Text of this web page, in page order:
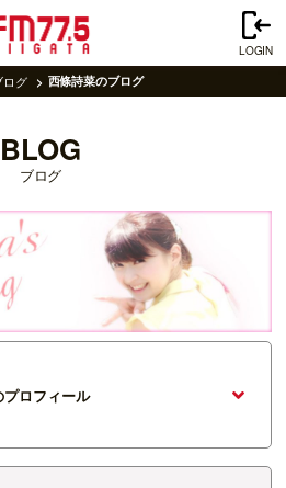
LOGIN
ログ 西條詩菜のブログ
BLOG
ブログ
ロフィール